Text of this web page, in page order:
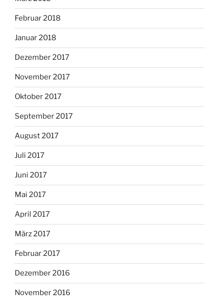
Februar 2018
Januar 2018
Dezember 2017
November 2017
Oktober 2017
September 2017
August 2017
Juli 2017
Juni 2017
Mai 2017
April 2017
März 2017
Februar 2017
Dezember 2016
November 2016